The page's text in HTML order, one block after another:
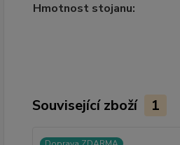
Hmotnost stojanu:
Související zboží 1